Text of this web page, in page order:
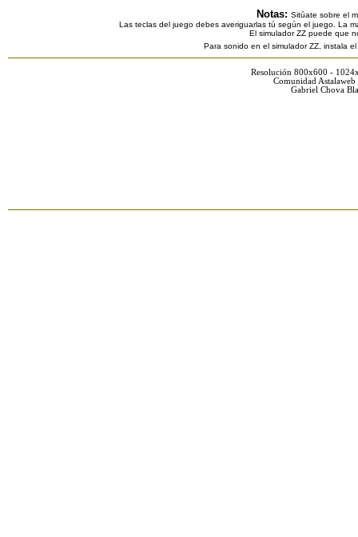
Notas: Sitúate sobre el
Las teclas del juego debes averiguarlas tú según el juego. La
El simulador ZZ puede que
Para sonido en el simulador ZZ, instala
Resolución 800x600 -
Comunidad
Gabriel Chova